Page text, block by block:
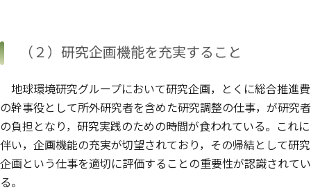
（２）研究企画機能を充実すること
地球環境研究グループにおいて研究企画，とくに総合推進費
の幹事役として所外研究者を含めた研究調整の仕事，が研究者
の負担となり，研究実践のための時間が食われている。これに
伴い，企画機能の充実が切望されており，その帰結として研究
企画という仕事を適切に評価することの重要性が認識されてい
る。